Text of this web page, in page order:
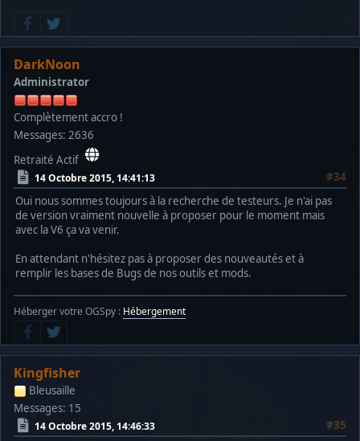
DarkNoon
Administrator
Complètement accro !
Messages: 2636
Retraité Actif
14 Octobre 2015, 14:41:13
#34
Oui nous sommes toujours à la recherche de testeurs. Je n'ai pas
de version vraiment nouvelle à proposer pour le moment mais
avec la V6 ça va venir.
En attendant n'hésitez pas à proposer des nouveautés et à
remplir les bases de Bugs de nos outils et mods.
Héberger votre OGSpy : Hébergement
Kingfisher
Bleusaille
Messages: 15
14 Octobre 2015, 14:46:33
#35